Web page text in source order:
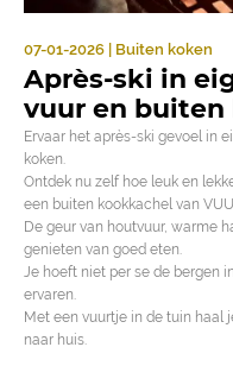
07-01-2026 | Buiten koken
Après-ski in
vuur en buiten
Ervaar het après-ski gevoel in
koken.
Ontdek nu zelf hoe leuk en
een buiten kookkachel van
De geur van houtvuur, warme
genieten van goed eten.
Je hoeft niet per se de bergen
ervaren.
Met een vuurtje in de tuin haal
naar huis.